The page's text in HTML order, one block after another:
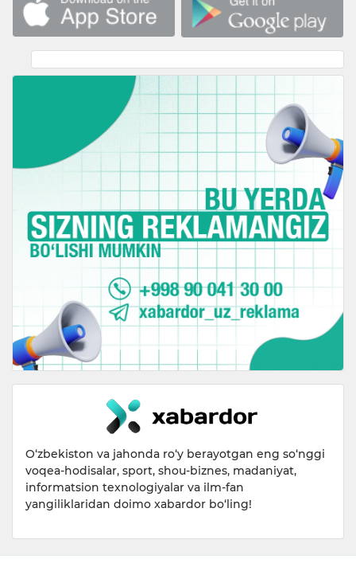
O‘zbekiston va jahonda ro‘y berayotgan eng so‘nggi
voqea-hodisalar, sport, shou-biznes, madaniyat,
informatsion texnologiyalar va ilm-fan
yangiliklaridan doimo xabardor bo‘ling!